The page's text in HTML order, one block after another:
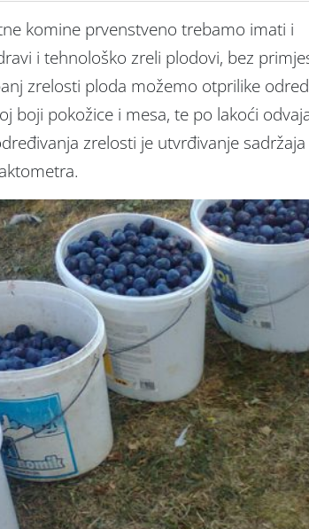
komine prvenstveno trebamo imati i
i tehnološko zreli plodovi, bez
zrelosti ploda možemo otprilike
boji pokožice i mesa, te po lakoći
zrelosti je utvrđivanje sadržaja